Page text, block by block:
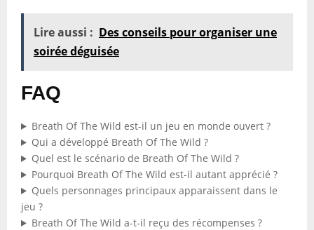
Lire aussi : Des conseils pour organiser une
soirée déguisée
FAQ
Breath Of The Wild est-il un jeu en monde ouvert ?
Qui a développé Breath Of The Wild ?
Quel est le scénario de Breath Of The Wild ?
Pourquoi Breath Of The Wild est-il autant apprécié ?
Quels personnages principaux apparaissent dans le
jeu ?
Breath Of The Wild a-t-il reçu des récompenses ?